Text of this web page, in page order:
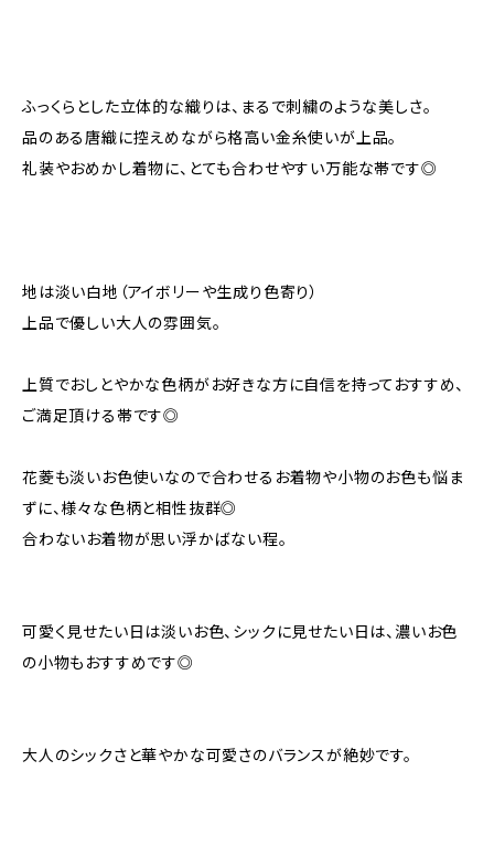
ふっくらとした立体的な織りは、まるで刺繍のような美しさ。
品のある唐織に控えめながら格高い金糸使いが上品。
礼装やおめかし着物に、とても合わせやすい万能な帯です◎
地は淡い白地（アイボリーや生成り色寄り）
上品で優しい大人の雰囲気。
上質でおしとやかな色柄がお好きな方に自信を持っておすすめ、
ご満足頂ける帯です◎
花菱も淡いお色使いなので合わせるお着物や小物のお色も悩ま
ずに、様々な色柄と相性抜群◎
合わないお着物が思い浮かばない程。
可愛く見せたい日は淡いお色、シックに見せたい日は、濃いお色
の小物もおすすめです◎
大人のシックさと華やかな可愛さのバランスが絶妙です。